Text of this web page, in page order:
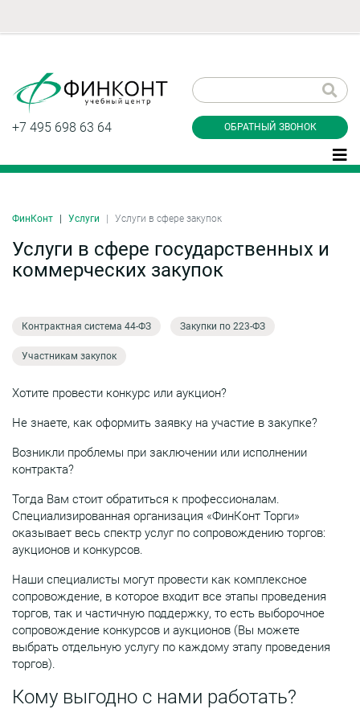
+7 495 698 63 64 ОБРАТНЫЙ ЗВОНОК
ФинКонт Услуги Услуги в сфере закупок
Услуги в сфере государственных и
коммерческих закупок
Контрактная система 44-ФЗ Закупки по 223-ФЗ
Участникам закупок
Хотите провести конкурс или аукцион?
Не знаете, как оформить заявку на участие в закупке?
Возникли проблемы при заключении или исполнении
контракта?
Тогда Вам стоит обратиться к профессионалам.
Специализированная организация «ФинКонт Торги»
оказывает весь спектр услуг по сопровождению торгов:
аукционов и конкурсов.
Наши специалисты могут провести как комплексное
сопровождение, в которое входит все этапы проведения
торгов, так и частичную поддержку, то есть выборочное
сопровождение конкурсов и аукционов (Вы можете
выбрать отдельную услугу по каждому этапу проведения
торгов).
Кому выгодно с нами работать?
звонок
Даю согласие на обработку персональных
данные и соглашаюсь с
конфиденциальности
Заказать